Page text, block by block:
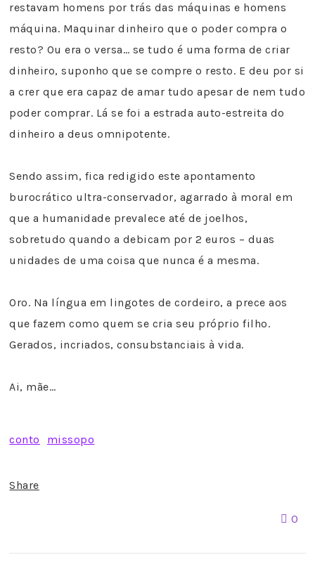
restavam homens por trás das máquinas e homens
máquina. Maquinar dinheiro que o poder compra o
resto? Ou era o versa… se tudo é uma forma de criar
dinheiro, suponho que se compre o resto. E deu por si
a crer que era capaz de amar tudo apesar de nem tudo
poder comprar. Lá se foi a estrada auto-estreita do
dinheiro a deus omnipotente.
Sendo assim, fica redigido este apontamento
burocrático ultra-conservador, agarrado à moral em
que a humanidade prevalece até de joelhos,
sobretudo quando a debicam por 2 euros – duas
unidades de uma coisa que nunca é a mesma.
Oro. Na língua em lingotes de cordeiro, a prece aos
que fazem como quem se cria seu próprio filho.
Gerados, incriados, consubstanciais à vida.
Ai, mãe…
conto missopo
Share
0